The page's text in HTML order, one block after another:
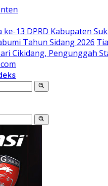
13 DPRD Kabupaten
Tahun Sidang 2026
Cikidang, Pengunggah